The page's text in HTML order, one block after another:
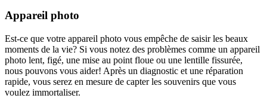
Appareil photo
Est-ce que votre appareil photo vous empêche de saisir les beaux
moments de la vie? Si vous notez des problèmes comme un appareil
photo lent, figé, une mise au point floue ou une lentille fissurée,
nous pouvons vous aider! Après un diagnostic et une réparation
rapide, vous serez en mesure de capter les souvenirs que vous
voulez immortaliser.